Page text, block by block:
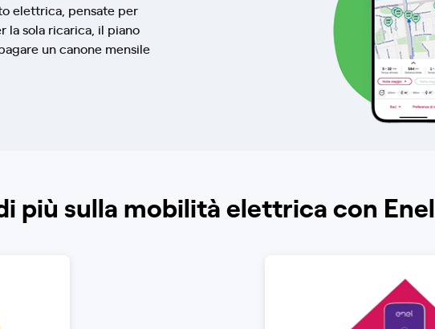
elettrica, pensate per
la sola ricarica, il piano
un canone mensile
più sulla mobilità elettrica con Enel